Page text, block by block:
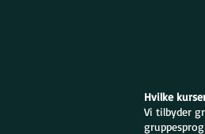
Hvilke
Vi tilbyder